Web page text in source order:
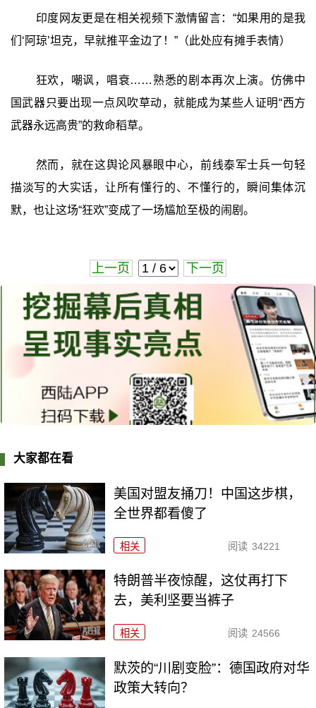
印度网友更是在相关视频下激情留言：“如果用的是我
们‘阿琼’坦克，早就推平金边了！”（此处应有摊手表情）
狂欢，嘲讽，唱衰……熟悉的剧本再次上演。仿佛中
国武器只要出现一点风吹草动，就能成为某些人证明“西方
武器永远高贵”的救命稻草。
然而，就在这舆论风暴眼中心，前线泰军士兵一句轻
描淡写的大实话，让所有懂行的、不懂行的，瞬间集体沉
默，也让这场“狂欢”变成了一场尴尬至极的闹剧。
上一页 下一页
大家都在看
美国对盟友捅刀！中国这步棋，
全世界都看傻了
相关 阅读 34221
特朗普半夜惊醒，这仗再打下
去，美利坚要当裤子
相关 阅读 24566
默茨的“川剧变脸”：德国政府对华
政策大转向？